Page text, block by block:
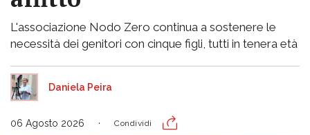
L'associazione Nodo Zero continua a sostenere le
necessità dei genitori con cinque figli, tutti in tenera età
Daniela Peira
06 Agosto 2026 Condividi